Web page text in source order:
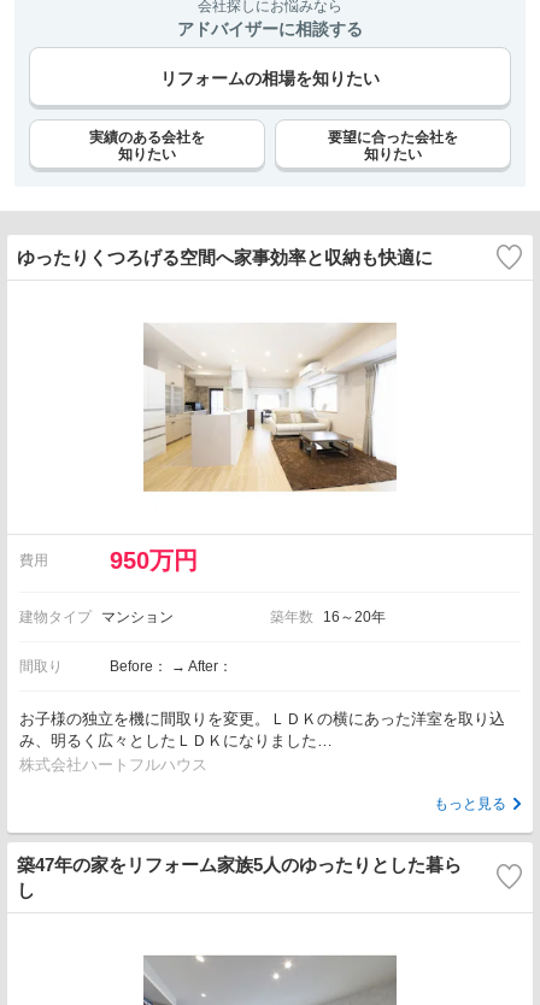
会社探しにお悩みなら
アドバイザーに相談する
リフォームの相場を知りたい
実績のある会社を
知りたい
要望に合った会社を
知りたい
ゆったりくつろげる空間へ家事効率と収納も快適に
費用 950万円
建物タイプ マンション 築年数 16～20年
間取り Before： → After：
お子様の独立を機に間取りを変更。ＬＤＫの横にあった洋室を取り込
み、明るく広々としたＬＤＫになりました…
株式会社ハートフルハウス
もっと見る
築47年の家をリフォーム家族5人のゆったりとした暮ら
し